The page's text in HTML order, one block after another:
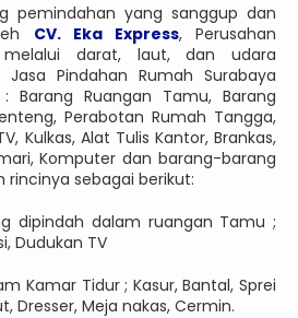
pemindahan yang sanggup dan
CV. Eka Express, Perusahan
melalui darat, laut, dan udara
Pindahan Rumah Surabaya
Barang Ruangan Tamu, Barang
Perabotan Rumah Tangga,
Kulkas, Alat Tulis Kantor, Brankas,
Komputer dan barang-barang
rincinya sebagai berikut:
dipindah dalam ruangan Tamu ;
Dudukan TV
Kamar Tidur ; Kasur, Bantal, Sprei
Dresser, Meja nakas, Cermin.